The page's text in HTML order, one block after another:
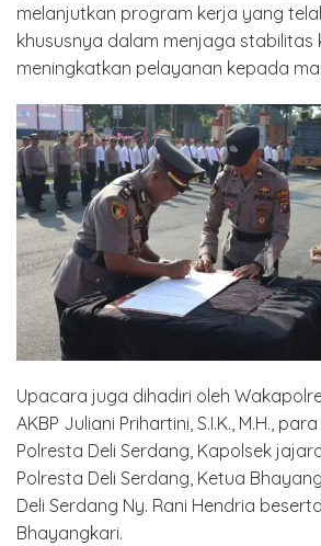
melanjutkan program kerja yang
khususnya dalam menjaga stabilitas
meningkatkan pelayanan kepada
Upacara juga dihadiri oleh
AKBP Juliani Prihartini, S.I.K., M.H.,
Polresta Deli Serdang, Kapolsek
Polresta Deli Serdang, Ketua
Deli Serdang Ny. Rani Hendria
Bhayangkari.